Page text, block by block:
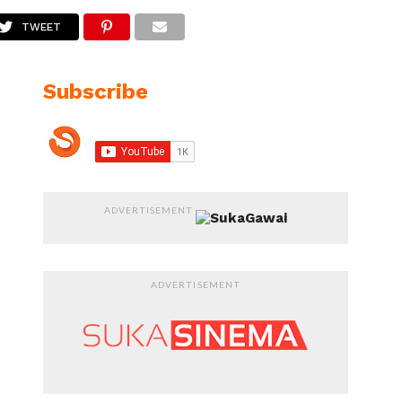
TWEET
Subscribe
ADVERTISEMENT
ADVERTISEMENT